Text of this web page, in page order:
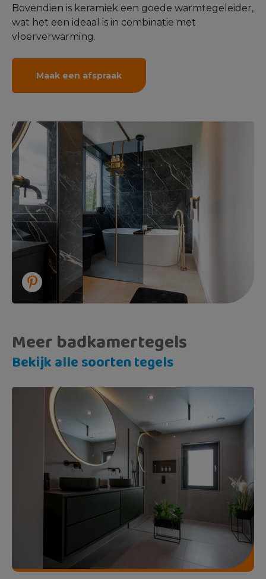
Bovendien is keramiek een goede warmtegeleider,
wat het een ideaal is in combinatie met
vloerverwarming.
Maak een afspraak
Meer badkamertegels
Bekijk alle soorten tegels